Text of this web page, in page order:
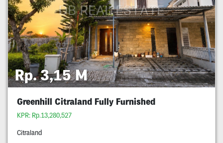
Rp. 3,15 M
Greenhill Citraland Fully Furnished
KPR: Rp.13,280,527
Citraland